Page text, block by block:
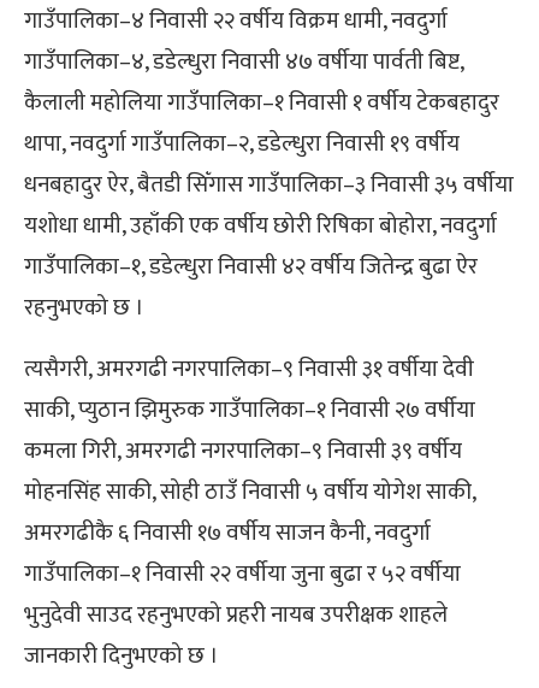
गाउँपालिका–४ निवासी २२ वर्षीय विक्रम धामी, नवदुर्गा
गाउँपालिका–४, डडेल्धुरा निवासी ४७ वर्षीया पार्वती बिष्ट,
कैलाली महोलिया गाउँपालिका–१ निवासी १ वर्षीय टेकबहादुर
थापा, नवदुर्गा गाउँपालिका–२, डडेल्धुरा निवासी १९ वर्षीय
धनबहादुर ऐर, बैतडी सिँगास गाउँपालिका–३ निवासी ३५ वर्षीया
यशोधा धामी, उहाँकी एक वर्षीय छोरी रिषिका बोहोरा, नवदुर्गा
गाउँपालिका–१, डडेल्धुरा निवासी ४२ वर्षीय जितेन्द्र बुढा ऐर
रहनुभएको छ ।
त्यसैगरी, अमरगढी नगरपालिका–९ निवासी ३१ वर्षीया देवी
साकी, प्युठान झिमुरुक गाउँपालिका–१ निवासी २७ वर्षीया
कमला गिरी, अमरगढी नगरपालिका–९ निवासी ३९ वर्षीय
मोहनसिंह साकी, सोही ठाउँ निवासी ५ वर्षीय योगेश साकी,
अमरगढीकै ६ निवासी १७ वर्षीय साजन कैनी, नवदुर्गा
गाउँपालिका–१ निवासी २२ वर्षीया जुना बुढा र ५२ वर्षीया
भुनुदेवी साउद रहनुभएको प्रहरी नायब उपरीक्षक शाहले
जानकारी दिनुभएको छ ।